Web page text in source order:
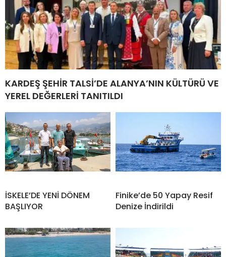
KARDEŞ ŞEHİR TALSİ’DE ALANYA’NIN KÜLTÜRÜ VE
YEREL DEĞERLERİ TANITILDI
İSKELE’DE YENİ DÖNEM
BAŞLIYOR
Finike’de 50 Yapay Resif
Denize İndirildi